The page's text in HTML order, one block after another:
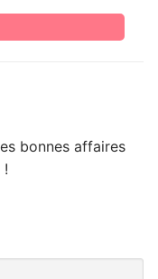
bonnes affaires
!